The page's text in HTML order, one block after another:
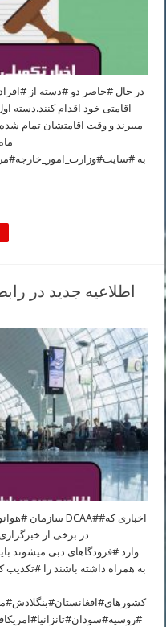
در حال #حاضر دو #دسته از
اقامتی خود اقدام کنند.دسته
میبرند و وقت اقامتشان تمام
به
اطلاعیه جدید در
در برخی از
وارد #فرودگاهای دبی میشوند
به همراه داشته باشند را